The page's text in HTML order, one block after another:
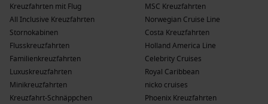
Kreuzfahrten mit Flug
All Inclusive Kreuzfahrten
Stornokabinen
Flusskreuzfahrten
Familienkreuzfahrten
Luxuskreuzfahrten
Minikreuzfahrten
Kreuzfahrt-Schnäppchen
MSC Kreuzfahrten
Norwegian Cruise Line
Costa Kreuzfahrten
Holland America Line
Celebrity Cruises
Royal Caribbean
nicko cruises
Phoenix Kreuzfahrten